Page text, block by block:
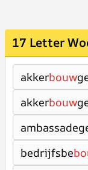
17 Letter
akkerbouw
akkerbouw
bedrijfsbe